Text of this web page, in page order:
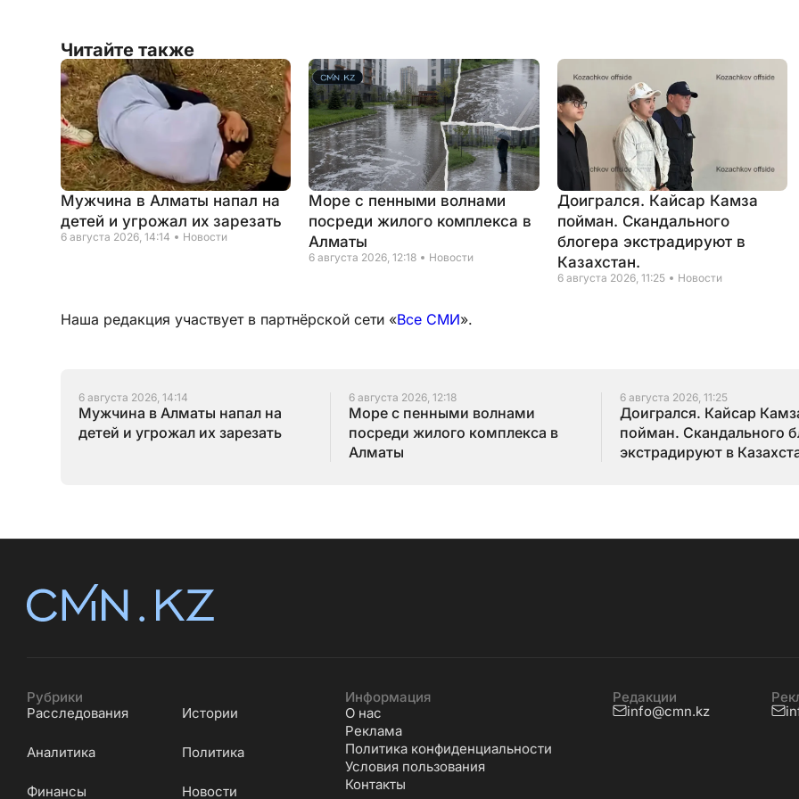
Читайте также
Мужчина в Алматы напал на
детей и угрожал их зарезать
6 августа 2026, 14:14 Новости
Море с пенными волнами
посреди жилого комплекса в
Алматы
6 августа 2026, 12:18 Новости
Доигрался. Кайсар Камза
пойман. Скандального
блогера экстрадируют в
Казахстан.
6 августа 2026, 11:25 Новости
Наша редакция участвует в партнёрской сети «Все СМИ».
6 августа 2026, 14:14
Мужчина в Алматы напал на
детей и угрожал их зарезать
6 августа 2026, 12:18
Море с пенными волнами
посреди жилого комплекса в
Алматы
6 августа 2026, 11:25
Доигрался. Кайсар
пойман. Скандального
экстрадируют в
Рубрики
Расследования
Истории
Аналитика Политика
Финансы Новости
Информация
О нас
Реклама
Политика конфиденциальности
Условия пользования
Контакты
Редакции
info@cmn.kz